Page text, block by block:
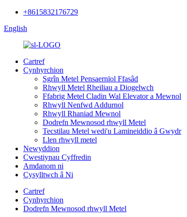
+8615832176729
English
Cartref
Cynhyrchion
Sgrîn Metel Pensaernïol Ffasâd
Rhwyll Metel Rheiliau a Diogelwch
Ffabrig Metel Cladin Wal Elevator a Mewnol
Rhwyll Nenfwd Addurnol
Rhwyll Rhaniad Mewnol
Dodrefn Mewnosod rhwyll Metel
Tecstilau Metel wedi'u Lamineiddio â Gwydr
Llen rhwyll metel
Newyddion
Cwestiynau Cyffredin
Amdanom ni
Cysylltwch â Ni
Cartref
Cynhyrchion
Dodrefn Mewnosod rhwyll Metel